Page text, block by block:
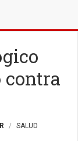
contra
SALUD